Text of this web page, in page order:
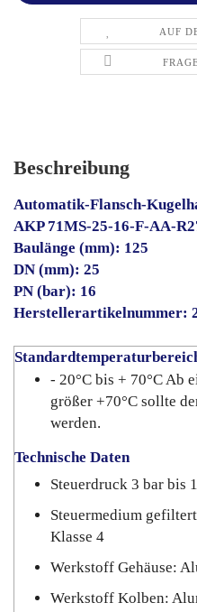
AUF
Beschreibung
Automatik-Flansch-
AKP 71MS-25-16-F-AA-
Baulänge (mm): 125
DN (mm): 25
PN (bar): 16
Herstellerartikelnummer:
- 20°C bis + 70°C Ab
größer +70°C sollte
werden.
Technische Daten
Steuerdruck 3 bar bis
Steuermedium
Klasse 4
Werkstoff Gehäuse:
Werkstoff Kolben: